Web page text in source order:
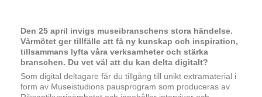
Den 25 april invigs museibranschens stora händelse.
Vårmötet ger tillfälle att få ny kunskap och inspiration,
tillsammans lyfta våra verksamheter och stärka
branschen. Du vet väl att du kan delta digitalt?
Som digital deltagare får du tillgång till unikt extramaterial i
form av Museistudions pausprogram som produceras av